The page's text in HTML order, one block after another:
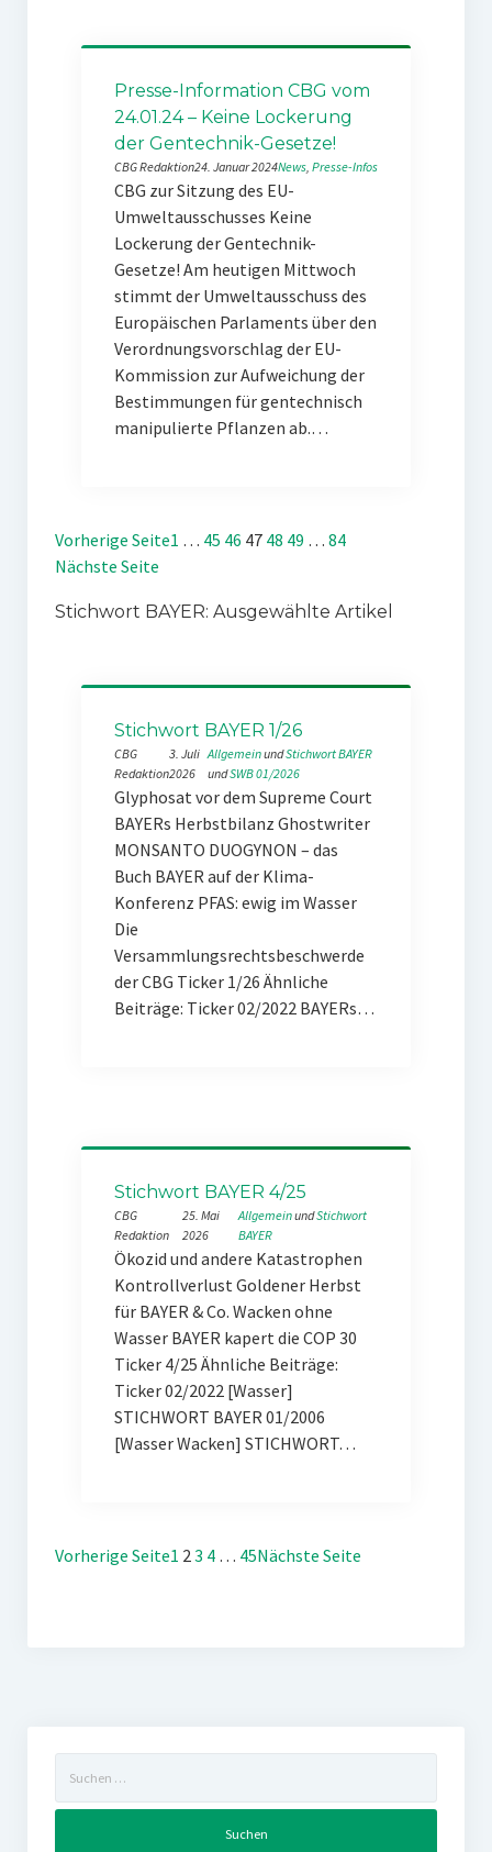
Presse-Information CBG vom
24.01.24 – Keine Lockerung
der Gentechnik-Gesetze!
CBG Redaktion24. Januar 2024News, Presse-Infos
CBG zur Sitzung des EU-
Umweltausschusses Keine
Lockerung der Gentechnik-
Gesetze! Am heutigen Mittwoch
stimmt der Umweltausschuss des
Europäischen Parlaments über den
Verordnungsvorschlag der EU-
Kommission zur Aufweichung der
Bestimmungen für gentechnisch
manipulierte Pflanzen ab.…
Vorherige Seite1 … 45 46 47 48 49 … 84
Nächste Seite
Stichwort BAYER: Ausgewählte Artikel
Stichwort BAYER 1/26
CBG
Redaktion
3. Juli
2026
Allgemein und Stichwort BAYER
und SWB 01/2026
Glyphosat vor dem Supreme Court
BAYERs Herbstbilanz Ghostwriter
MONSANTO DUOGYNON – das
Buch BAYER auf der Klima-
Konferenz PFAS: ewig im Wasser
Die
Versammlungsrechtsbeschwerde
der CBG Ticker 1/26 Ähnliche
Beiträge: Ticker 02/2022 BAYERs…
Stichwort BAYER 4/25
CBG
Redaktion
25. Mai
2026
Allgemein und Stichwort
BAYER
Ökozid und andere Katastrophen
Kontrollverlust Goldener Herbst
für BAYER & Co. Wacken ohne
Wasser BAYER kapert die COP 30
Ticker 4/25 Ähnliche Beiträge:
Ticker 02/2022 [Wasser]
STICHWORT BAYER 01/2006
[Wasser Wacken] STICHWORT…
Vorherige Seite1 23 4 … 45Nächste Seite
nach: